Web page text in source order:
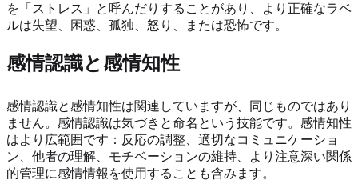
を「ストレス」と呼んだりすることがあり、より正確なラベ
ルは失望、困惑、孤独、怒り、または恐怖です。
感情認識と感情知性
感情認識と感情知性は関連していますが、同じものではあり
ません。感情認識は気づきと命名という技能です。感情知性
はより広範囲です：反応の調整、適切なコミュニケーショ
ン、他者の理解、モチベーションの維持、より注意深い関係
的管理に感情情報を使用することも含みます。